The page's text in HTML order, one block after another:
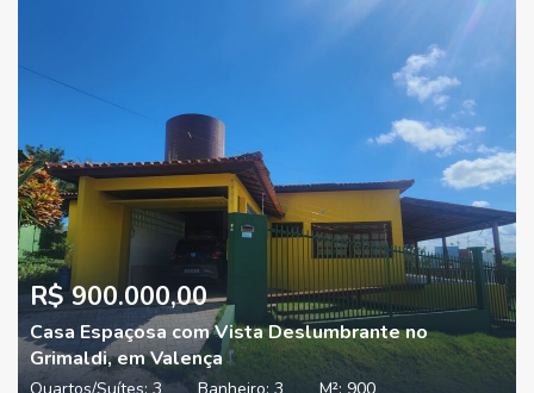
R$ 900.000,00
Casa Espaçosa com Vista Deslumbrante no
Grimaldi, em Valença